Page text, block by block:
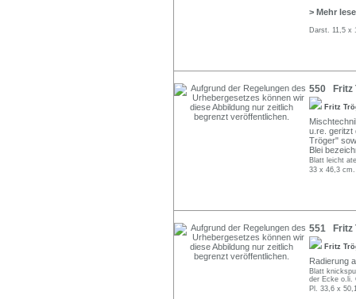
> Mehr
Darst. 11,5 x
550 Fritz
Fritz
u.re. geritzt
Tröger"
Blei
Blatt leicht
33 x 46,3 cm.
551 Fritz
Fritz
Radierung
Blatt
der Ecke o.li.
Pl. 33,6 x